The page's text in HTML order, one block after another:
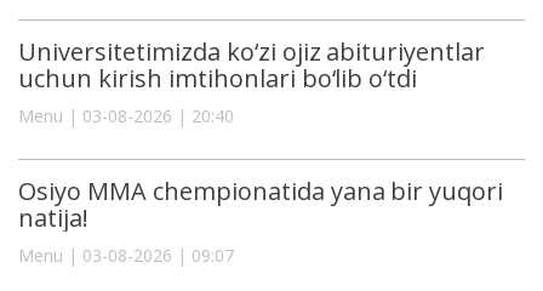
Universitetimizda ko‘zi ojiz abituriyentlar
uchun kirish imtihonlari bo‘lib o‘tdi
Menu | 03-08-2026 | 20:40
Osiyo MMA chempionatida yana bir yuqori
natija!
Menu | 03-08-2026 | 09:07